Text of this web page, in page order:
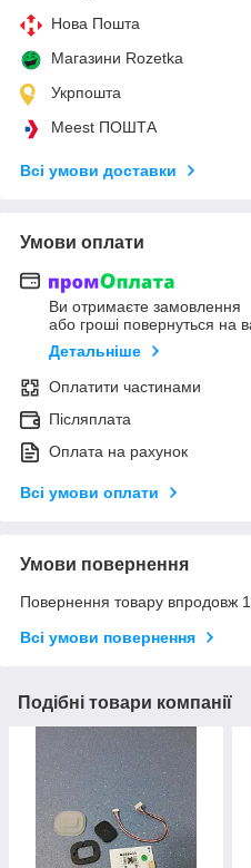
Нова Пошта
Магазини Rozetka
Укрпошта
Meest ПОШТА
Всі умови доставки
Умови оплати
Ви отримаєте замовлення
або гроші повернуться на
Детальніше
Оплатити частинами
Післяплата
Оплата на рахунок
Всі умови оплати
Умови повернення
Повернення товару впродовж
Всі умови повернення
Подібні товари компанії